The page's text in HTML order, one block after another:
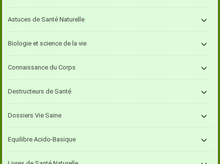
Astuces de Santé Naturelle
Biologie et science de la vie
Connaissance du Corps
Destructeurs de Santé
Dossiers Vie Saine
Equilibre Acido-Basique